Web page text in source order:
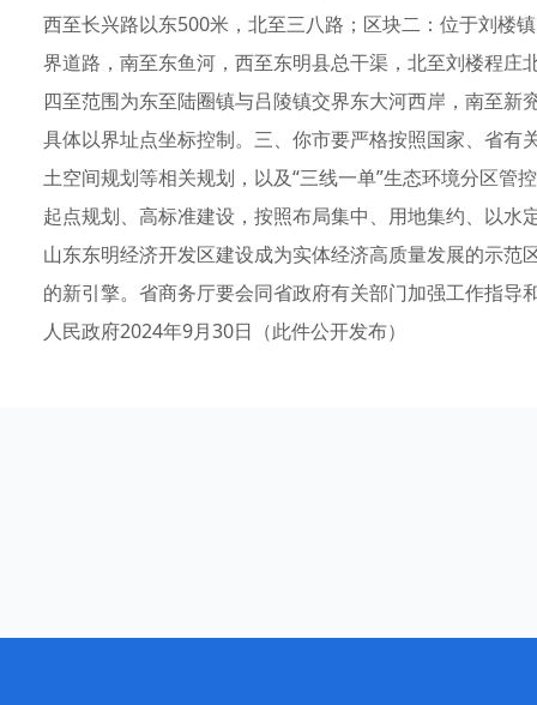
西至长兴路以东500米，北至三八路；区块二：位于刘楼
界道路，南至东鱼河，西至东明县总干渠，北至刘楼程
四至范围为东至陆圈镇与吕陵镇交界东大河西岸，南至
具体以界址点坐标控制。三、你市要严格按照国家、省
土空间规划等相关规划，以及“三线一单”生态环境分区管
起点规划、高标准建设，按照布局集中、用地集约、以
山东东明经济开发区建设成为实体经济高质量发展的示范
的新引擎。省商务厅要会同省政府有关部门加强工作指
人民政府2024年9月30日（此件公开发布）